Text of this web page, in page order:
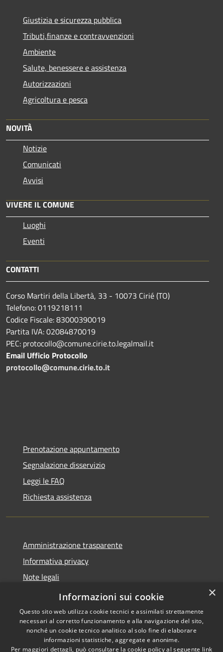
Giustizia e sicurezza pubblica
Tributi,finanze e contravvenzioni
Ambiente
Salute, benessere e assistenza
Autorizzazioni
Agricoltura e pesca
NOVITÀ
Notizie
Comunicati
Avvisi
VIVERE IL COMUNE
Luoghi
Eventi
CONTATTI
Corso Martiri della Libertà, 33 - 10073 Cirié (TO)
Telefono: 0119218111
Codice Fiscale: 83000390019
Partita IVA: 02084870019
PEC: protocollo@comune.cirie.to.legalmail.it
Email Ufficio Protocollo
protocollo@comune.cirie.to.it
Prenotazione appuntamento
Segnalazione disservizio
Leggi le FAQ
Richiesta assistenza
Amministrazione trasparente
Informativa privacy
Note legali
Dichiarazione di accessibilità
Copyright © 2026 • Città di
×
Informazioni sui cookie
Questo sito web utilizza cookie tecnici e assimilati strettamente
necessari al corretto funzionamento e alla navigazione del sito,
nonché un cookie tecnico analitico al solo fine di elaborare
informazioni statistiche, aggregate e anonime.
Per maggiori dettagli, può consultare la cookie policy al seguente link